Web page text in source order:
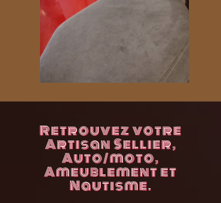
Retrouvez votre
Artisan Sellier,
Auto/moto,
Ameublement et
Nautisme.